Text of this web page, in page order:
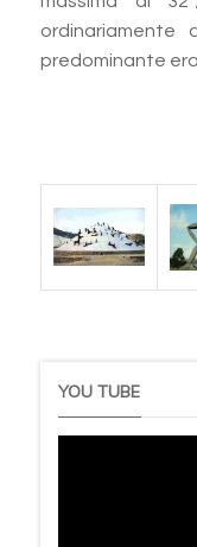
predominante
YOU TUBE